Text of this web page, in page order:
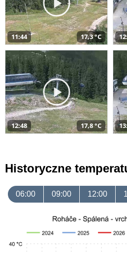
11:44 17,3 °C
12:48 17,8 °C
Historyczne
06:00 09:00 12:00